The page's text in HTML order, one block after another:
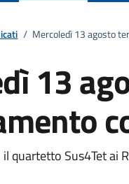
/ Mercoledì 13 agosto
13
il quartetto Sus4Tet ai